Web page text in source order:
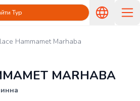
Тур
Hammamet Marhaba
MARHABA